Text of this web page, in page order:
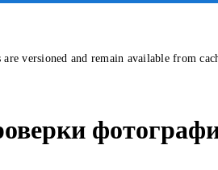
versioned and remain available from